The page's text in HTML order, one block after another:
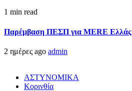
1 min read
Παρέμβαση ΠΕΣΠ για MERE Ελλάς
2 ημέρες ago admin
ΑΣΤΥΝΟΜΙΚΑ
Κορινθία